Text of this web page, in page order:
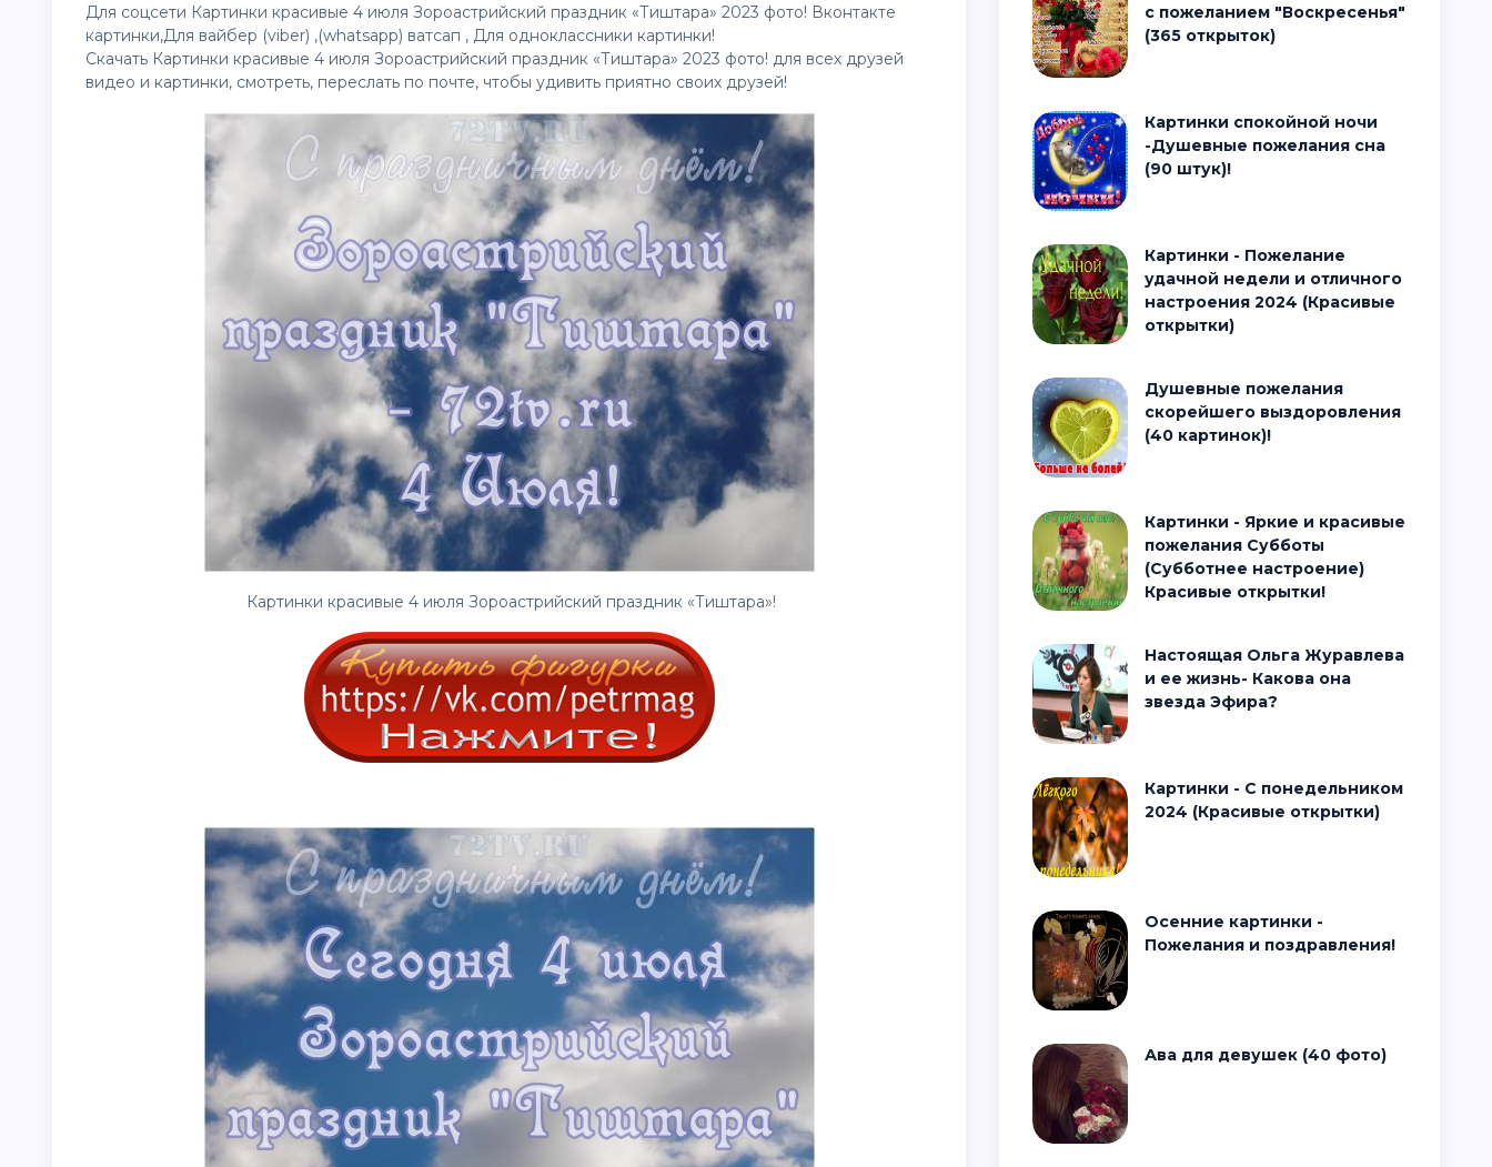
Для соцсети Картинки красивые 4 июля Зороастрийский праздник «Тиштара» 2023 фото! Вконтакте
картинки,Для вайбер (viber) ,(whatsapp) ватсап , Для одноклассники картинки!
Скачать Картинки красивые 4 июля Зороастрийский праздник «Тиштара» 2023 фото! для всех друзей
видео и картинки, смотреть, переслать по почте, чтобы удивить приятно своих друзей!
Картинки красивые 4 июля Зороастрийский праздник «Тиштара»!
с пожеланием "Воскресенья"
(365 открыток)
Картинки спокойной ночи
-Душевные пожелания сна
(90 штук)!
Картинки - Пожелание
удачной недели и отличного
настроения 2024 (Красивые
открытки)
Душевные пожелания
скорейшего выздоровления
(40 картинок)!
Картинки - Яркие и красивые
пожелания Субботы
(Субботнее настроение)
Красивые открытки!
Настоящая Ольга Журавлева
и ее жизнь- Какова она
звезда Эфира?
Картинки - С понедельником
2024 (Красивые открытки)
Осенние картинки -
Пожелания и поздравления!
Ава для девушек (40 фото)